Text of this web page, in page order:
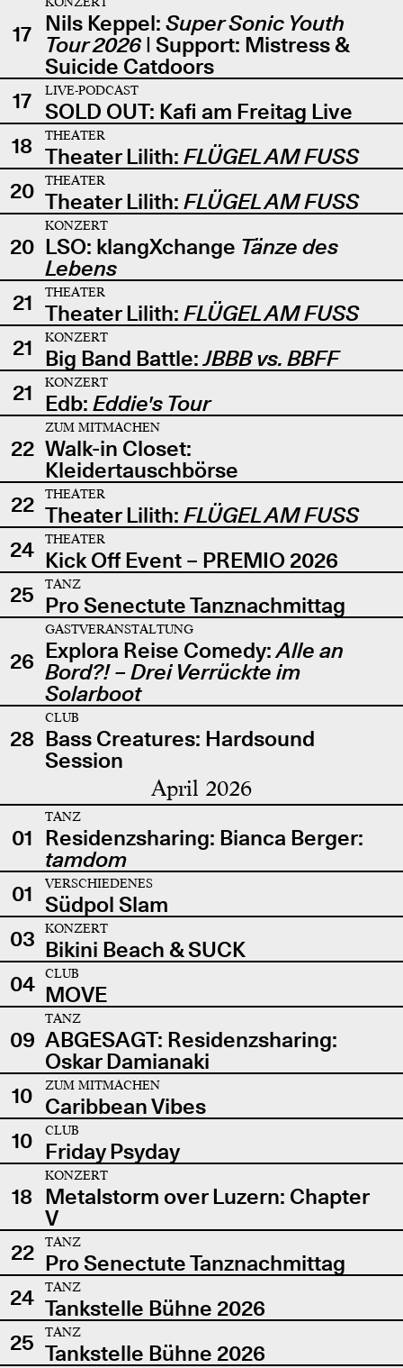
17 Nils Keppel: Super Sonic Youth
Tour 2026| Support: Mistress &
Suicide Catdoors
17
LIVE-PODCAST
SOLD OUT: Kafi am Freitag Live
18
THEATER
Theater Lilith: FLÜGEL AM FUSS
20
THEATER
Theater Lilith: FLÜGEL AM FUSS
20
KONZERT
LSO: klangXchange Tänze des
Lebens
21
THEATER
Theater Lilith: FLÜGEL AM FUSS
21
KONZERT
Big Band Battle:JBBB vs. BBFF
21
KONZERT
Edb: Eddie's Tour
22
ZUM MITMACHEN
Walk-in Closet:
Kleidertauschbörse
22
THEATER
Theater Lilith: FLÜGEL AM FUSS
24
THEATER
Kick Off Event – PREMIO 2026
25
TANZ
Pro Senectute Tanznachmittag
26
GASTVERANSTALTUNG
Explora Reise Comedy:Alle an
Bord?! – Drei Verrückte im
Solarboot
28
CLUB
Bass Creatures: Hardsound
Session
April 2026
01
TANZ
Residenzsharing: Bianca Berger:
tamdom
01
VERSCHIEDENES
Südpol Slam
03
KONZERT
Bikini Beach & SUCK
04
CLUB
MOVE
09
TANZ
ABGESAGT: Residenzsharing:
Oskar Damianaki
10
ZUM MITMACHEN
Caribbean Vibes
10
CLUB
Friday Psyday
18
KONZERT
Metalstorm over Luzern: Chapter
V
22
TANZ
Pro Senectute Tanznachmittag
24
TANZ
Tankstelle Bühne 2026
25
TANZ
Tankstelle Bühne 2026